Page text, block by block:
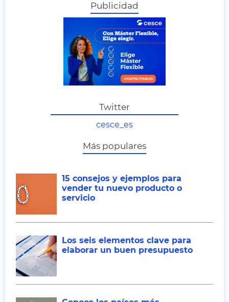
Publicidad
Twitter
cesce_es
Más populares
15 consejos y ejemplos para
vender tu nuevo producto o
servicio
Los seis elementos clave para
elaborar un buen presupuesto